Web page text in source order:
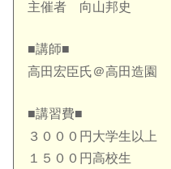
主催者 向山邦史
■講師■
高田宏臣氏＠高田造園
■講習費■
３０００円大学生以上
１５００円高校生